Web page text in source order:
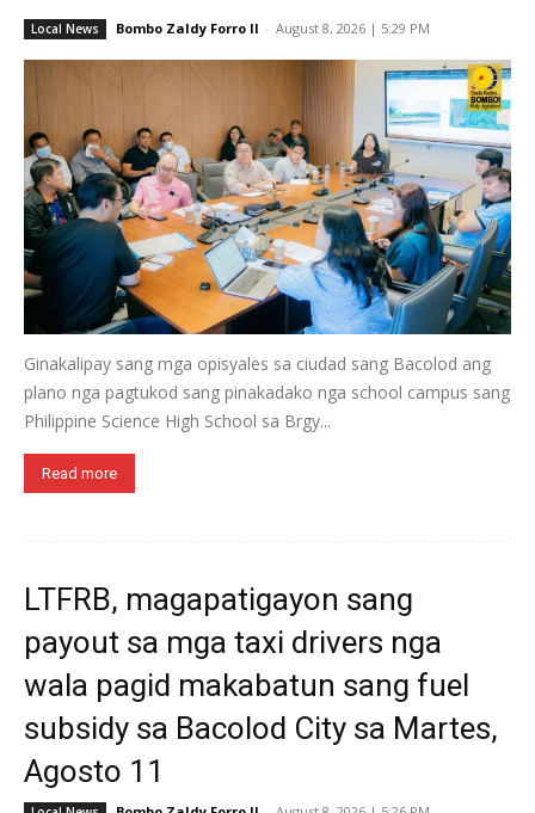
Local News Bombo Zaldy Forro II - August 8, 2026 | 5:29 PM
Ginakalipay sang mga opisyales sa ciudad sang Bacolod ang
plano nga pagtukod sang pinakadako nga school campus sang
Philippine Science High School sa Brgy...
Read more
LTFRB, magapatigayon sang
payout sa mga taxi drivers nga
wala pagid makabatun sang fuel
subsidy sa Bacolod City sa Martes,
Agosto 11